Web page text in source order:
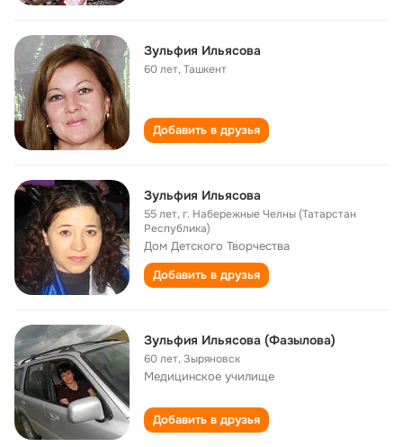
Зульфия Ильясова
60 лет,Ташкент
Добавить в друзья
Зульфия Ильясова
55 лет,г. Набережные Челны (Татарстан
Республика)
Дом Детского Творчества
Добавить в друзья
Зульфия Ильясова (Фазылова)
60 лет,Зыряновск
Медицинское училище
Добавить в друзья